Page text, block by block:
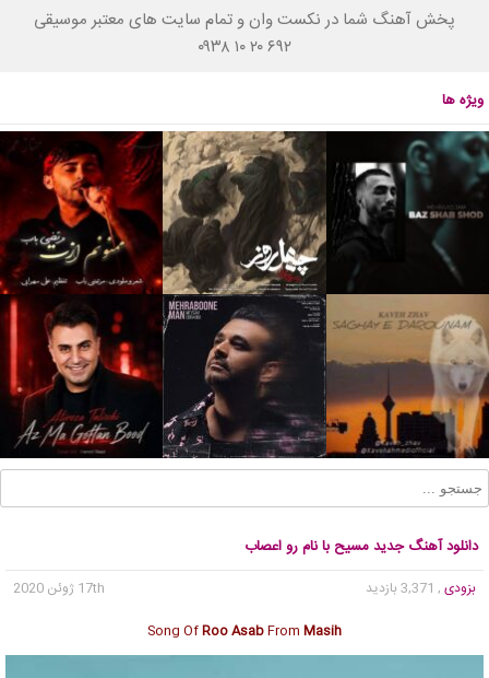
پخش آهنگ شما در نکست وان و تمام سایت های معتبر موسیقی
۰۹۳۸ ۱۰ ۲۰ ۶۹۲
ویژه ها
دانلود آهنگ جدید مسیح با نام رو اعصاب
بزودی , 3,371 بازدید
17th ژوئن 2020
Song OfRoo AsabFrom Masih